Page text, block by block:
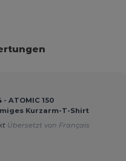
- ATOMIC 150
Kurzarm-T-Shirt
Übersetzt von Français